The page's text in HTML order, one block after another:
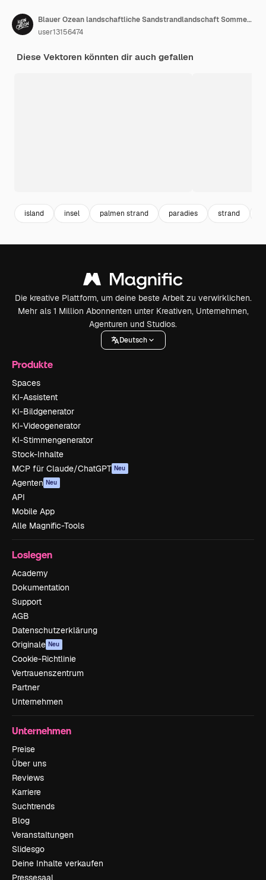
Blauer Ozean landschaftliche Sandstrandlandschaft Sommer Meer Vektor
user13156474
Diese Vektoren könnten dir auch gefallen
island insel palmen strand paradies strand
Die kreative Plattform, um deine beste Arbeit zu verwirklichen.
Mehr als 1 Million Abonnenten unter Kreativen, Unternehmen,
Agenturen und Studios.
Deutsch
Produkte
Spaces
KI-Assistent
KI-Bildgenerator
KI-Videogenerator
KI-Stimmengenerator
Stock-Inhalte
MCP für Claude/ChatGPT Neu
Agenten Neu
API
Mobile App
Alle Magnific-Tools
Loslegen
Academy
Dokumentation
Support
AGB
Datenschutzerklärung
Originale Neu
Cookie-Richtlinie
Vertrauenszentrum
Partner
Unternehmen
Unternehmen
Preise
Über uns
Reviews
Karriere
Suchtrends
Blog
Veranstaltungen
Slidesgo
Deine Inhalte verkaufen
Pressesaal